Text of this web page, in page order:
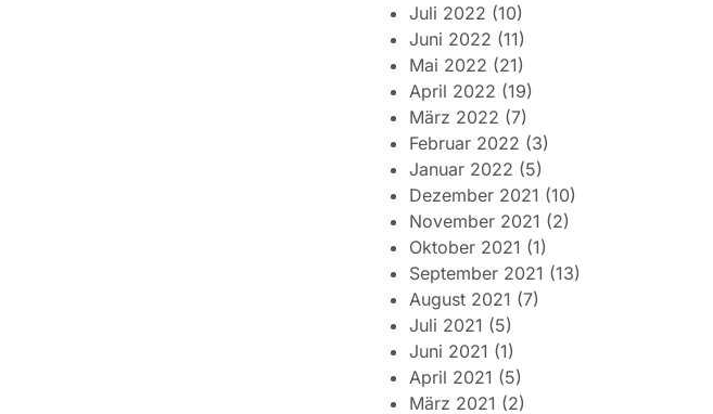
Juli 2022 (10)
Juni 2022 (11)
Mai 2022 (21)
April 2022 (19)
März 2022 (7)
Februar 2022 (3)
Januar 2022 (5)
Dezember 2021 (10)
November 2021 (2)
Oktober 2021 (1)
September 2021 (13)
August 2021 (7)
Juli 2021 (5)
Juni 2021 (1)
April 2021 (5)
März 2021 (2)